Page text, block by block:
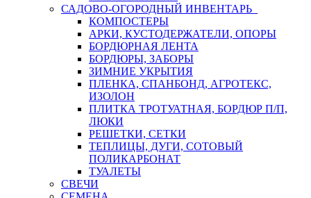
САДОВО-ОГОРОДНЫЙ ИНВЕНТАРЬ
КОМПОСТЕРЫ
АРКИ, КУСТОДЕРЖАТЕЛИ, ОПОРЫ
БОРДЮРНАЯ ЛЕНТА
БОРДЮРЫ, ЗАБОРЫ
ЗИМНИЕ УКРЫТИЯ
ПЛЕНКА, СПАНБОНД, АГРОТЕКС,
ИЗОЛОН
ПЛИТКА ТРОТУАТНАЯ, БОРДЮР П/П,
ЛЮКИ
РЕШЕТКИ, СЕТКИ
ТЕПЛИЦЫ, ДУГИ, СОТОВЫЙ
ПОЛИКАРБОНАТ
ТУАЛЕТЫ
СВЕЧИ